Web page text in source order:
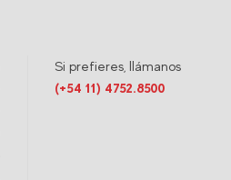
Si prefieres, llámanos
(+54 11) 4752.8500